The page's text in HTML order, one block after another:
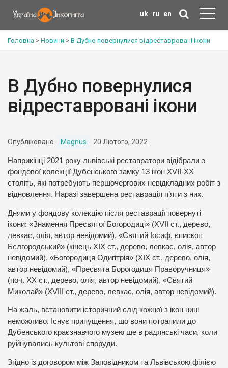
uk ru en
Головна > Новини > В Дубно повернулися відреставровані ікони
В Дубно повернулися
відреставровані ікони
Опубліковано Magnus 20 Лютого, 2022
Наприкінці 2021 року львівські реставратори відібрали з
фондової колекції Дубенського замку 13 ікон ХVІІ-ХХ
століть, які потребують першочергових невідкладних робіт з
відновлення. Наразі завершена реставрація п’яти з них.
Днями у фондову колекцію після реставрації повернуті
ікони: «Знамення Пресвятої Богородиці» (ХVІІ ст., дерево,
левкас, олія, автор невідомий), «Святий Іосиф, єпископ
Бєлгородський» (кінець ХІХ ст., дерево, левкас, олія, автор
невідомий), «Богородиця Одигітрія» (ХІХ ст., дерево, олія,
автор невідомий), «Пресвята Борогодиця Праворучниця»
(поч. ХХ ст., дерево, олія, автор невідомий), «Святий
Миколай» (ХVІІІ ст., дерево, левкас, олія, автор невідомий).
На жаль, встановити історичний слід кожної з ікон нині
неможливо. Існує припущення, що вони потрапили до
Дубенського краєзнавчого музею ще в радянські часи, коли
руйнувались культові споруди.
Згідно із договором між Заповідником та Львівською філією